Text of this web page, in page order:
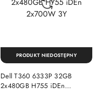
Dell T360 6333P 32GB
2x480GB H755 iDEn
PRODUKT NIEDOSTĘPNY